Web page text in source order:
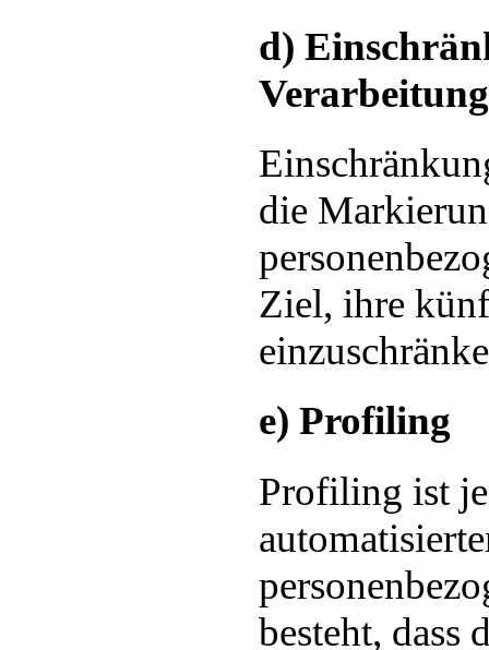
d)
Verarbeitung
die
Ziel, ihre
e) Profiling
Profiling ist
besteht, dass